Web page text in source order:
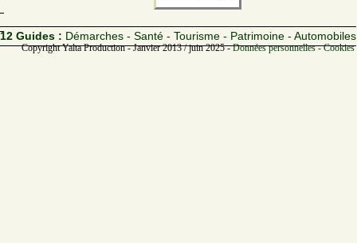
12 Guides : Démarches - Santé - Tourisme - Patrimoine - Automobiles
Copyright Yalta Production - Janvier 2013 / juin 2025 -Données personnelles -